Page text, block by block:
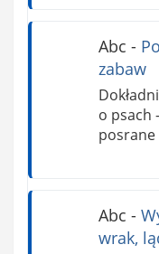
Abc -
zabaw
o psach
posrane
Abc -
wrak,